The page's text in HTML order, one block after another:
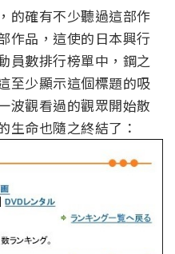
的確有不少聽過這部作
作品，這使的日本興行
員數排行榜單中，鋼之
至少顯示這個標題的吸
波觀看過的觀眾開始散
生命也隨之終結了：